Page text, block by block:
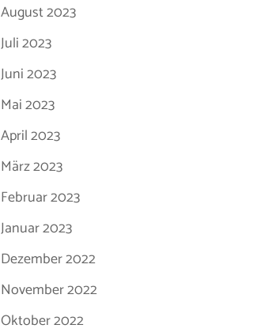
August 2023
Juli 2023
Juni 2023
Mai 2023
April 2023
März 2023
Februar 2023
Januar 2023
Dezember 2022
November 2022
Oktober 2022